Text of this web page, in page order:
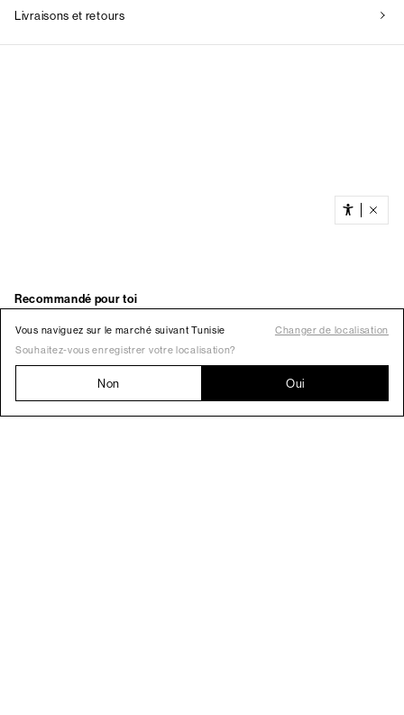
Vous naviguez sur le marché suivant Tunisie
Changer de localisation
Souhaitez-vous enregistrer votre localisation?
Non Oui